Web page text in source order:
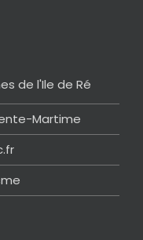
de l'Ile de Ré
Martime